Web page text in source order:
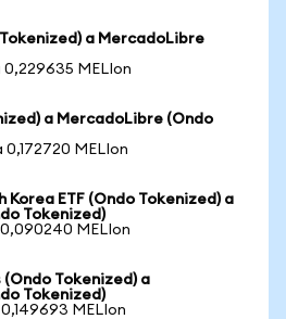
a MercadoLibre
0,229635 MELIon
a MercadoLibre (Ondo
0,172720 MELIon
Korea ETF (Ondo Tokenized) a
Tokenized)
0,090240 MELIon
Tokenized) a
Tokenized)
MELIon